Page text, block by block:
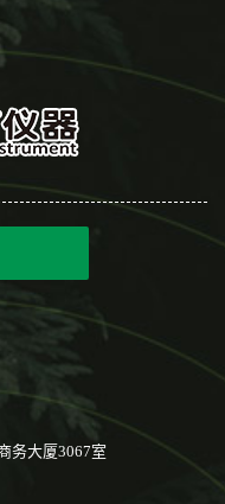
务大厦3067室